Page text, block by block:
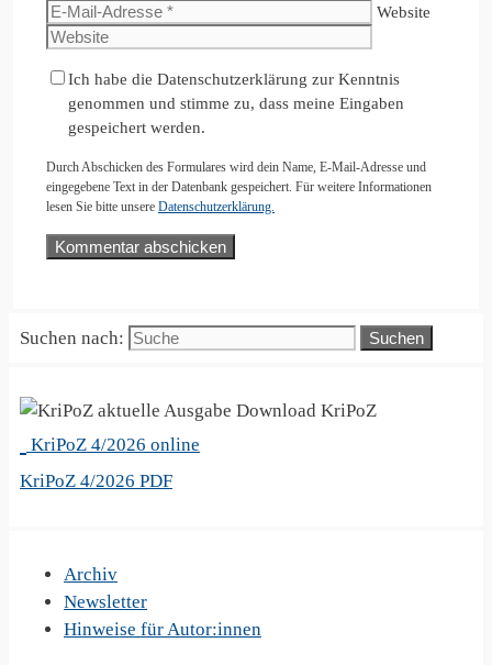
Website
Ich habe die Datenschutzerklärung zur Kenntnis
genommen und stimme zu, dass meine Eingaben
gespeichert werden.
Durch Abschicken des Formulares wird dein Name, E-Mail-Adresse und
eingegebene Text in der Datenbank gespeichert. Für weitere Informationen
lesen Sie bitte unsere Datenschutzerklärung.
Suchen nach:
KriPoZ
KriPoZ 4/2026 online
KriPoZ 4/2026 PDF
Archiv
Newsletter
Hinweise für Autor:innen